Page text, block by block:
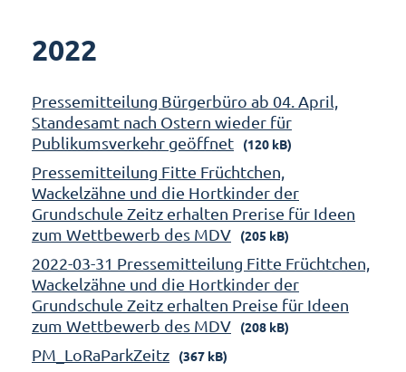
2022
Pressemitteilung Bürgerbüro ab 04. April,
Standesamt nach Ostern wieder für
Publikumsverkehr geöffnet
(120 kB)
Pressemitteilung Fitte Früchtchen,
Wackelzähne und die Hortkinder der
Grundschule Zeitz erhalten Prerise für Ideen
zum Wettbewerb des MDV
(205 kB)
2022-03-31 Pressemitteilung Fitte Früchtchen,
Wackelzähne und die Hortkinder der
Grundschule Zeitz erhalten Preise für Ideen
zum Wettbewerb des MDV
(208 kB)
PM_LoRaParkZeitz (367 kB)